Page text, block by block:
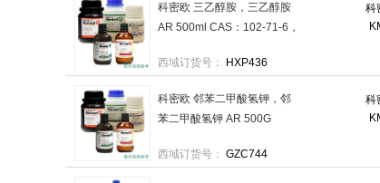
科
科密欧 三乙醇胺，三乙醇胺
AR 500ml CAS：102-71-6，
箱 售卖规格：20瓶/箱
西域订货号： HXP436
科
科密欧 邻苯二甲酸氢钾，邻
苯二甲酸氢钾 AR 500G
瓶
西域订货号： GZC744